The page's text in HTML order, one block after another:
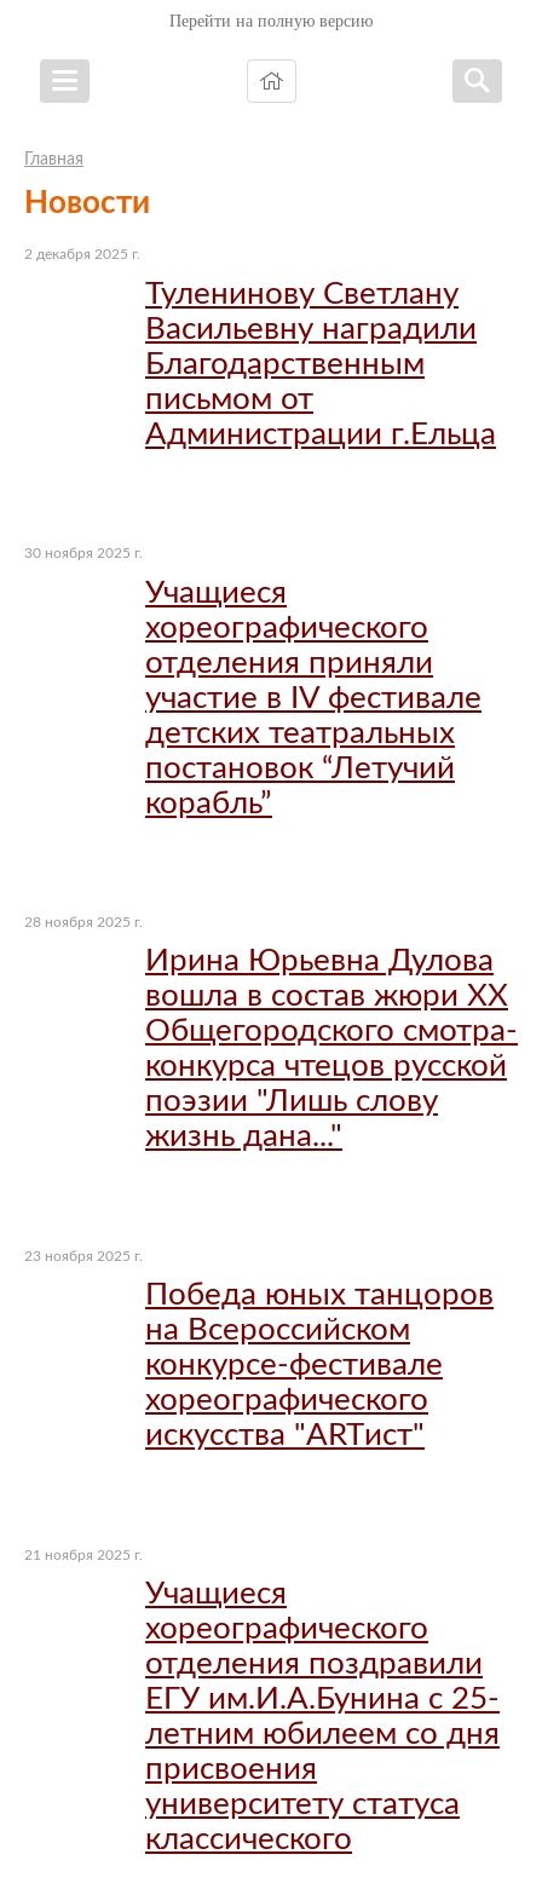
Перейти на полную версию
Главная
Новости
2 декабря 2025 г.
Туленинову Светлану
Васильевну наградили
Благодарственным
письмом от
Администрации г.Ельца
30 ноября 2025 г.
Учащиеся
хореографического
отделения приняли
участие в IV фестивале
детских театральных
постановок “Летучий
корабль”
28 ноября 2025 г.
Ирина Юрьевна Дулова
вошла в состав жюри XX
Общегородского смотра-
конкурса чтецов русской
поэзии "Лишь слову
жизнь дана..."
23 ноября 2025 г.
Победа юных танцоров
на Всероссийском
конкурсе-фестивале
хореографического
искусства "ARTист"
21 ноября 2025 г.
Учащиеся
хореографического
отделения поздравили
ЕГУ им.И.А.Бунина с 25-
летним юбилеем со дня
присвоения
университету статуса
классического